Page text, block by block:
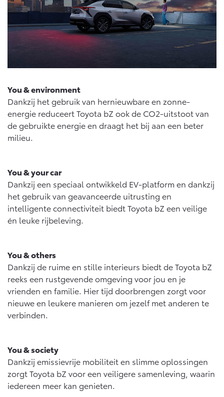
Vanaf € 89.986,-
You & environment
Dankzij het gebruik van hernieuwbare en zonne-
energie reduceert Toyota bZ ook de CO2-uitstoot van
de gebruikte energie en draagt het bij aan een beter
milieu.
You & your car
Dankzij een speciaal ontwikkeld EV-platform en dankzij
het gebruik van geavanceerde uitrusting en
intelligente connectiviteit biedt Toyota bZ een veilige
én leuke rijbeleving.
You & others
Dankzij de ruime en stille interieurs biedt de Toyota bZ
reeks een rustgevende omgeving voor jou en je
vrienden en familie. Hier tijd doorbrengen zorgt voor
nieuwe en leukere manieren om jezelf met anderen te
verbinden.
You & society
Dankzij emissievrije mobiliteit en slimme oplossingen
zorgt Toyota bZ voor een veiligere samenleving, waarin
iedereen meer kan genieten.